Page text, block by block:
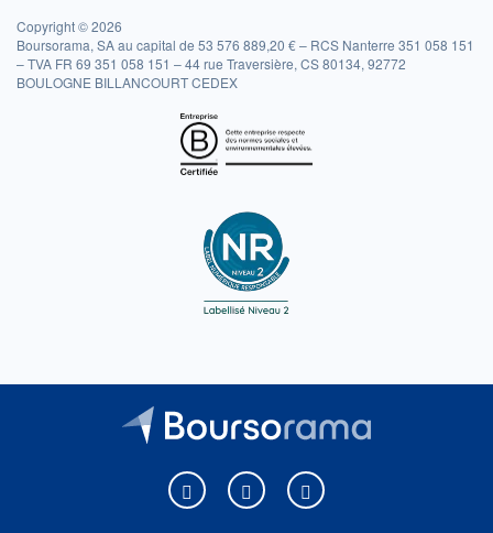
Copyright © 2026
Boursorama, SA au capital de 53 576 889,20 € – RCS Nanterre 351 058 151
– TVA FR 69 351 058 151 – 44 rue Traversière, CS 80134, 92772
BOULOGNE BILLANCOURT CEDEX
Boursorama sur Facebook
Boursorama sur XBoursorama sur